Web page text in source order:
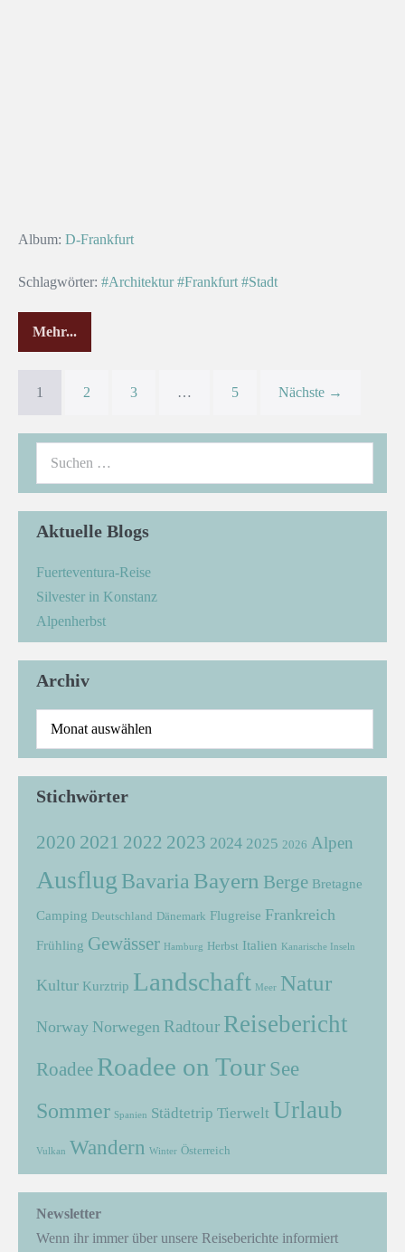
Album: D-Frankfurt
Schlagwörter: #Architektur #Frankfurt #Stadt
Mehr...
In
der
1
2 3 … 5 Nächste →
Aktuelle Blogs
Fuerteventura-Reise
Silvester in Konstanz
Alpenherbst
Archiv
Archiv
Stichwörter
2020 2021 2022 2023 2024 2025 2026 Alpen
Ausflug Bavaria Bayern Berge Bretagne
Camping Deutschland Dänemark Flugreise Frankreich
Frühling Gewässer Hamburg Herbst Italien Kanarische Inseln
Kultur Kurztrip Landschaft Meer Natur
Norway Norwegen Radtour Reisebericht
Roadee Roadee on Tour See
Sommer Spanien Städtetrip Tierwelt Urlaub
Vulkan Wandern Winter Österreich
Newsletter
Wenn ihr immer über unsere Reiseberichte informiert